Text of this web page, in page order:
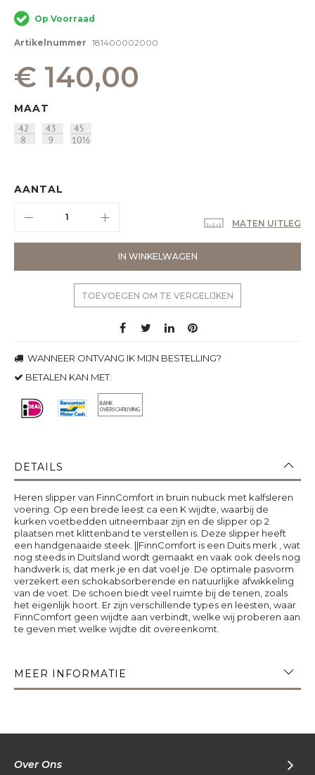
van
de
afbeeldingen-
Op Voorraad
Artikelnummer 181400002000
€ 140,00
MAAT
AANTAL
IN WINKELWAGEN
MATEN UITLEG
TOEVOEGEN OM TE VERGELIJKEN
WANNEER ONTVANG IK MIJN BESTELLING?
BETALEN KAN MET:
DETAILS
Heren slipper van FinnComfort in bruin nubuck met kalfsleren
voering. Op een brede leest ca een K wijdte, waarbij de
kurken voetbedden uitneembaar zijn en de slipper op 2
plaatsen met klittenband te verstellen is. Deze slipper heeft
een handgenaaide steek. ||FinnComfort is een Duits merk , wat
nog steeds in Duitsland wordt gemaakt en vaak ook deels nog
handwerk is, dat merk je en dat voel je. De optimale pasvorm
verzekert een schokabsorberende en natuurlijke afwikkeling
van de voet. De schoen biedt veel ruimte bij de tenen, zoals
het eigenlijk hoort. Er zijn verschillende types en leesten, waar
FinnComfort geen wijdte aan verbindt, welke wij proberen aan
te geven met welke wijdte dit overeenkomt.
MEER INFORMATIE
Over Ons